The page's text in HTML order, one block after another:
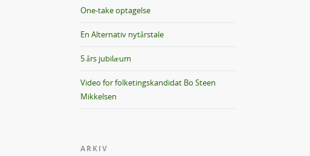
One-take optagelse
En Alternativ nytårstale
5 års jubilæum
Video for folketingskandidat Bo Steen
Mikkelsen
ARKIV